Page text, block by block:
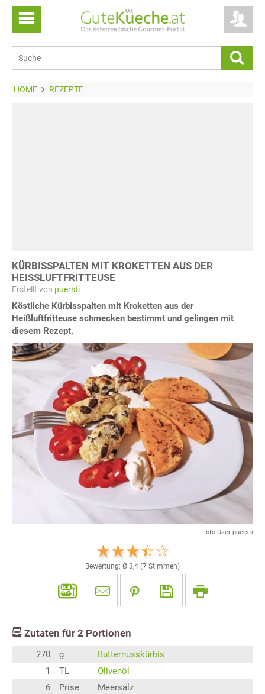
HOME REZEPTE
KÜRBISSPALTEN MIT KROKETTEN AUS DER
HEISSLUFTFRITTEUSE
Erstellt von puersti
Köstliche Kürbisspalten mit Kroketten aus der
Heißluftfritteuse schmecken bestimmt und gelingen mit
diesem Rezept.
Foto User puersti
Bewertung: Ø 3,4 (7 Stimmen)
Zutaten für 2 Portionen
270 g
Butternusskürbis
1
TL
Olivenöl
6
Prise
Meersalz